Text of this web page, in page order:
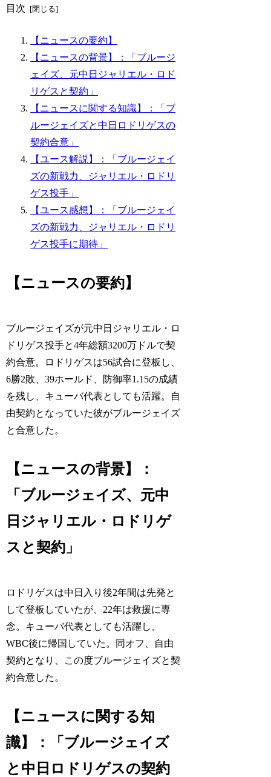
目次
【ニュースの要約】
【ニュースの背景】：「ブルージ
ェイズ、元中日ジャリエル・ロド
リゲスと契約」
【ニュースに関する知識】：「ブ
ルージェイズと中日ロドリゲスの
契約合意」
【ユース解説】：「ブルージェイ
ズの新戦力、ジャリエル・ロドリ
ゲス投手」
【ユース感想】：「ブルージェイ
ズの新戦力、ジャリエル・ロドリ
ゲス投手に期待」
【ニュースの要約】
ブルージェイズが元中日ジャリエル・ロ
ドリゲス投手と4年総額3200万ドルで契
約合意。ロドリゲスは56試合に登板し、
6勝2敗、39ホールド、防御率1.15の成績
を残し、キューバ代表としても活躍。自
由契約となっていた彼がブルージェイズ
と合意した。
【ニュースの背景】：
「ブルージェイズ、元中
日ジャリエル・ロドリゲ
スと契約」
ロドリゲスは中日入り後2年間は先発と
して登板していたが、22年は救援に専
念。キューバ代表としても活躍し、
WBC後に帰国していた。同オフ、自由
契約となり、この度ブルージェイズと契
約合意した。
【ニュースに関する知
識】：「ブルージェイズ
と中日ロドリゲスの契約